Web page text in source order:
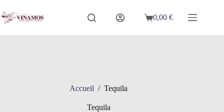
au
contenu
Panier
0,00€
Accueil / Tequila
Tequila